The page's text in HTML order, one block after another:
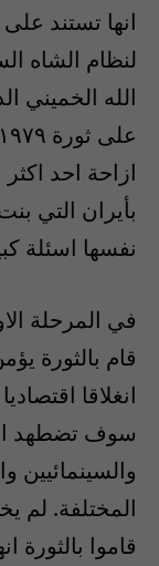
انها تستند
لنظام الشاه
الله الخميني
ازاحة احد اكثر
بأيران التي
نفسها اسئلة
في المرحلة
قام بالثورة
انغلاقا
سوف تضطهد
والسينمائيين
المختلفة. لم
قاموا